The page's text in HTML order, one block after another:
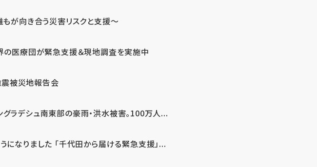
もが向き合う災害リスクと支援～
の医療団が緊急支援＆現地調査を実施中
被災地報告会
ラデシュ南東部の豪雨・洪水被害。100万人...
になりました 「千代田から届ける緊急支援」...